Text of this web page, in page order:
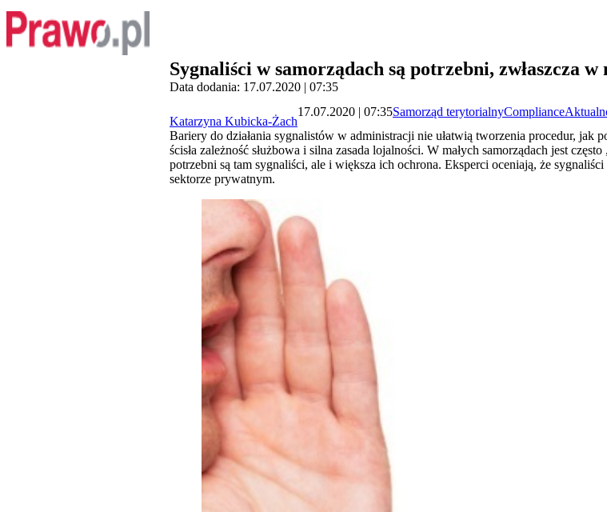
Sygnaliści w samorządach są potrzebni, zwłaszcza w
Data dodania: 17.07.2020 | 07:35
Katarzyna Kubicka-Żach
17.07.2020 | 07:35Samorząd terytorialnyCompliance
Bariery do działania sygnalistów w administracji nie ułatwią tworzenia procedur, jak
ścisła zależność służbowa i silna zasada lojalności. W małych samorządach jest
potrzebni są tam sygnaliści, ale i większa ich ochrona. Eksperci oceniają, że
sektorze prywatnym.